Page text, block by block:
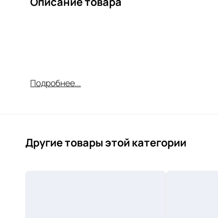
Подробнее...
Другие товары этой категории